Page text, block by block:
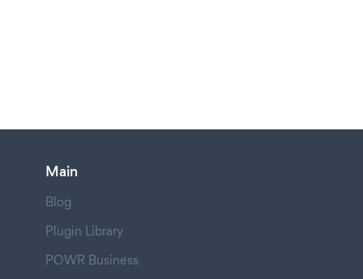
Main
Blog
Plugin Library
POWR Business